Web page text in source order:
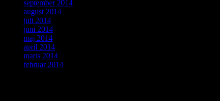
september 2014
august 2014
juli 2014
juni 2014
maj 2014
april 2014
marts 2014
februar 2014